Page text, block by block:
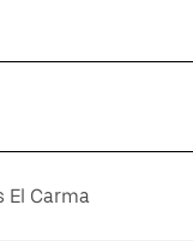
El Carma